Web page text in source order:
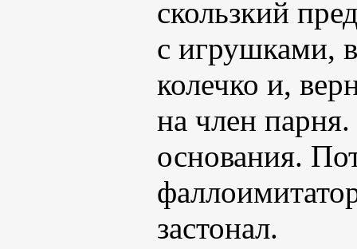
скользкий
с игрушками,
колечко и,
на член
основания.
застонал.